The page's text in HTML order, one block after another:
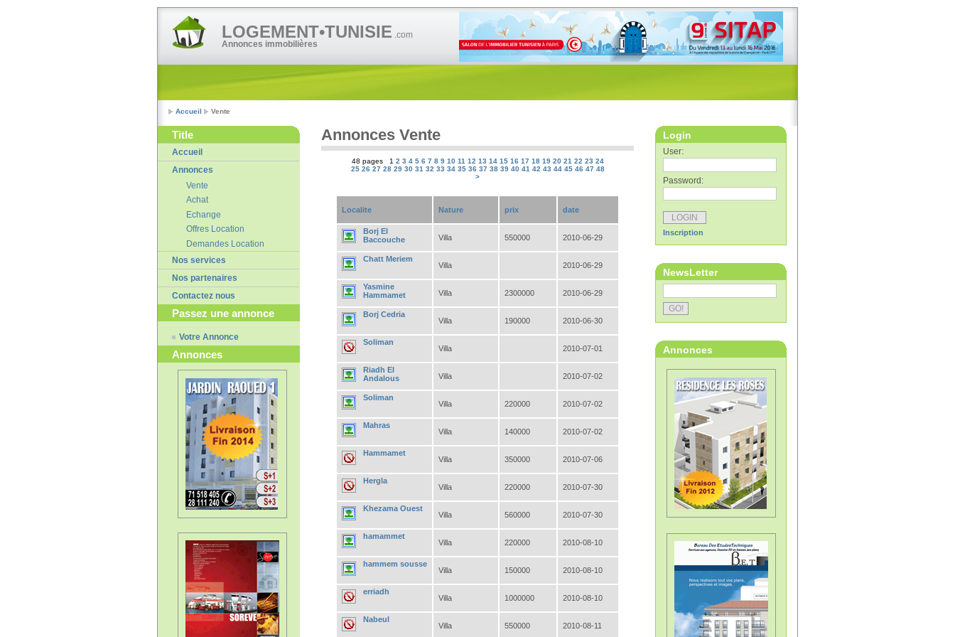
LOGEMENT•TUNISIE .com
Annonces immobilières
Accueil Vente
Title
Accueil
Annonces
Vente
Achat
Echange
Offres Location
Demandes Location
Nos services
Nos partenaires
Contactez nous
Passez une annonce
Votre Annonce
Annonces
Annonces Vente
48 pages 1 2 3 4 5 6 7 8 9 10 11 12 13 14 15 16 17 18 19 20 21 22 23 24
25 26 27 28 29 30 31 32 33 34 35 36 37 38 39 40 41 42 43 44 45 46 47 48
>
Localite Nature prix date
Borj El
Baccouche
Villa 550000 2010-06-29
Chatt Meriem
Villa 2010-06-29
Yasmine
Hammamet
Villa 2300000 2010-06-29
Borj Cedria
Villa 190000 2010-06-30
Soliman
Villa 2010-07-01
Riadh El
Andalous
Villa 2010-07-02
Soliman
Villa 220000 2010-07-02
Mahras
Villa 140000 2010-07-02
Hammamet
Villa 350000 2010-07-06
Hergla
Villa 220000 2010-07-30
Khezama Ouest
Villa 560000 2010-07-30
hamammet
Villa 220000 2010-08-10
hammem sousse
Villa 150000 2010-08-10
erriadh
Villa 1000000 2010-08-10
Nabeul
Villa 550000 2010-08-11
Login
User:
Password:
Inscription
NewsLetter
Annonces